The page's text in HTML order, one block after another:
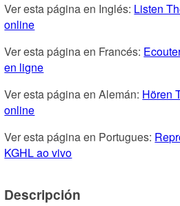
Ver esta página en Inglés: Listen
online
Ver esta página en Francés:
en ligne
Ver esta página en Alemán: Hören
online
Ver esta página en Portugues:
KGHL ao vivo
Descripción